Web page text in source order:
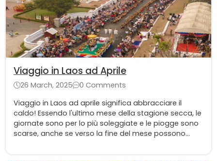
Viaggio in Laos ad Aprile
26 March, 2025
0 Comments
Viaggio in Laos ad aprile significa abbracciare il
caldo! Essendo l'ultimo mese della stagione secca, le
giornate sono per lo più soleggiate e le piogge sono
scarse, anche se verso la fine del mese possono